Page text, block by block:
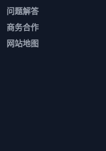
问题解答
商务合作
网站地图